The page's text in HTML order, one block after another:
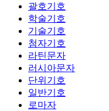
괄호기호
학술기호
기술기호
첨자기호
라틴문자
러시아문자
단위기호
일반기호
로마자